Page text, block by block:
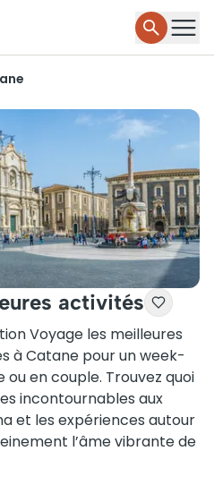
activités
Voyage les meilleures
à Catane pour un week-
en couple. Trouvez quoi
incontournables aux
et les expériences autour
l’âme vibrante de